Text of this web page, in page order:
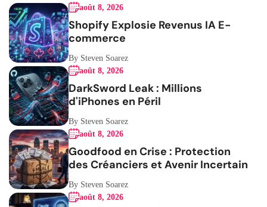
août 8, 2026
Shopify Explosie Revenus IA E-
commerce
By Steven Soarez
août 8, 2026
DarkSword Leak : Millions
d'iPhones en Péril
By Steven Soarez
août 8, 2026
Goodfood en Crise : Protection
des Créanciers et Avenir Incertain
By Steven Soarez
août 8, 2026